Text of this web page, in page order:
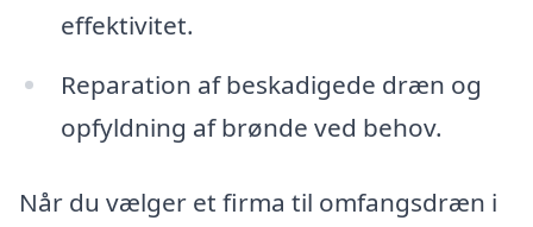
effektivitet.
Reparation af beskadigede dræn og
opfyldning af brønde ved behov.
Når du vælger et firma til omfangsdræn i